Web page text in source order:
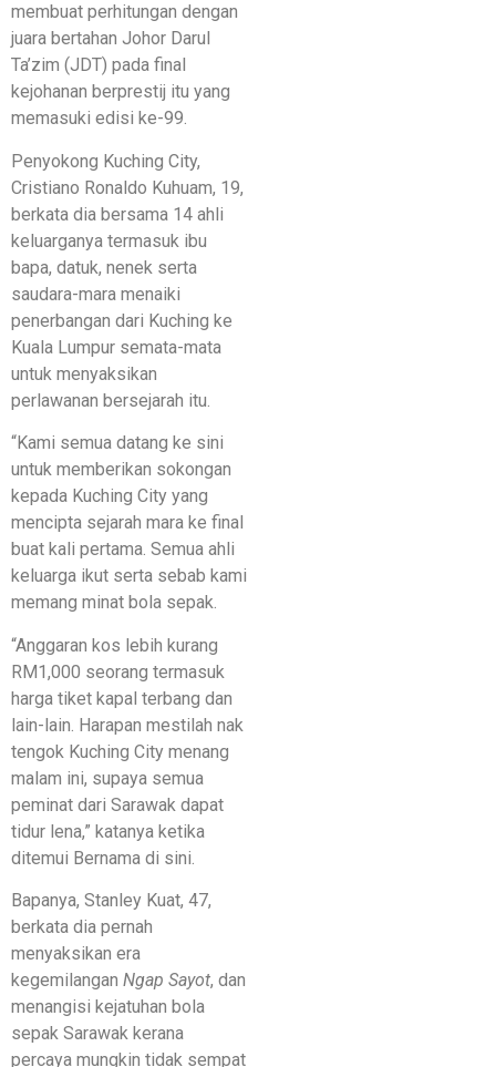
membuat perhitungan dengan
juara bertahan Johor Darul
Ta’zim (JDT) pada final
kejohanan berprestij itu yang
memasuki edisi ke-99.
Penyokong Kuching City,
Cristiano Ronaldo Kuhuam, 19,
berkata dia bersama 14 ahli
keluarganya termasuk ibu
bapa, datuk, nenek serta
saudara-mara menaiki
penerbangan dari Kuching ke
Kuala Lumpur semata-mata
untuk menyaksikan
perlawanan bersejarah itu.
“Kami semua datang ke sini
untuk memberikan sokongan
kepada Kuching City yang
mencipta sejarah mara ke final
buat kali pertama. Semua ahli
keluarga ikut serta sebab kami
memang minat bola sepak.
“Anggaran kos lebih kurang
RM1,000 seorang termasuk
harga tiket kapal terbang dan
lain-lain. Harapan mestilah nak
tengok Kuching City menang
malam ini, supaya semua
peminat dari Sarawak dapat
tidur lena,” katanya ketika
ditemui Bernama di sini.
Bapanya, Stanley Kuat, 47,
berkata dia pernah
menyaksikan era
kegemilangan Ngap Sayot, dan
menangisi kejatuhan bola
sepak Sarawak kerana
percaya mungkin tidak sempat